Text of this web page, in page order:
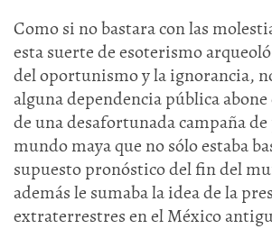
Como si no bastara con las
esta suerte de esoterismo
del oportunismo y la ignorancia,
alguna dependencia pública abone
de una desafortunada campaña
mundo maya que no sólo estaba
supuesto pronóstico del fin del
además le sumaba la idea de la
extraterrestres en el México